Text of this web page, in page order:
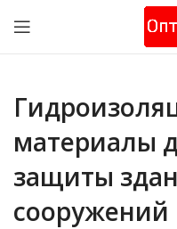
материалы
защиты
сооружений